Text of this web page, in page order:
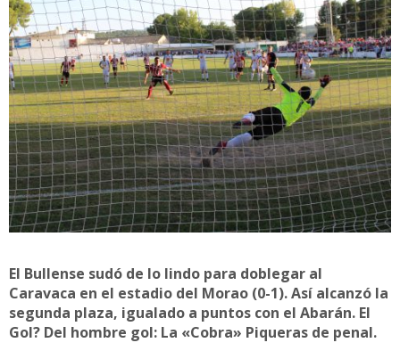
El Bullense sudó de lo lindo para doblegar al
Caravaca en el estadio del Morao (0-1). Así alcanzó la
segunda plaza, igualado a puntos con el Abarán. El
Gol? Del hombre gol: La «Cobra» Piqueras de penal.